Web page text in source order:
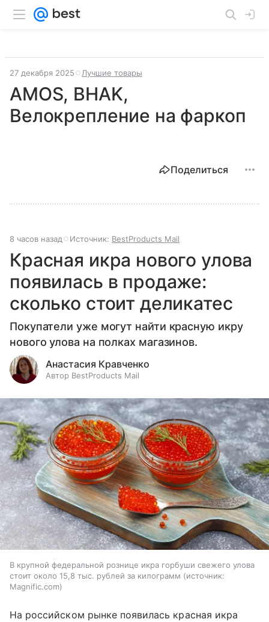
27 декабря 2025 Лучшие товары
AMOS, BHAK,
Велокрепление на фаркоп
Поделиться
8 часов назад Источник: BestProducts Mail
Красная икра нового улова
появилась в продаже:
сколько стоит деликатес
Покупатели уже могут найти красную икру
нового улова на полках магазинов.
Анастасия Кравченко
Автор BestProducts Mail
В крупной федеральной рознице икра горбуши свежего улова
стоит около 15,8 тыс. рублей за килограмм
источник:
Magnific.com
На российском рынке появилась красная икра